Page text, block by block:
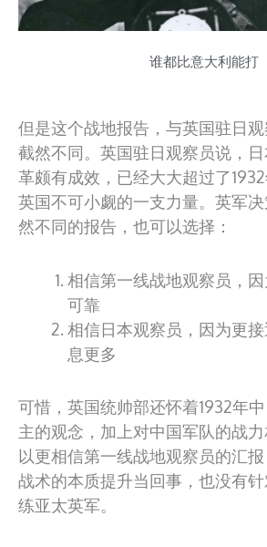
谁都比意大利能打
但是这个战地报告，与英国驻日
截然不同。英国驻日观察员说，
革颇有成效，已经大大超过了
英国不可小觑的一支力量。英军
然不同的报告，也可以选择：
相信第一线战地观察员，
可靠
相信日本观察员，因为更
息更多
可惜，英国统帅部还怀着1932年
主的观念，加上对中国军队的战
以更相信第一线战地观察员的汇
战术的本质提升当回事，也没有
练亚太英军。